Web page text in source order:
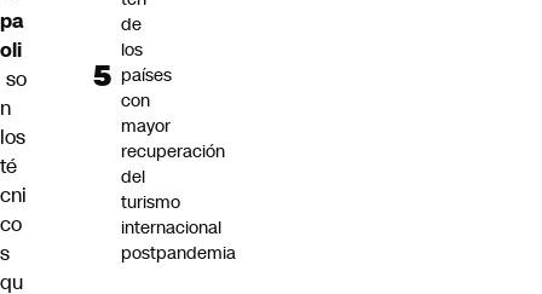
pa
oli
so
n
los
té
cni
co
s
qu
de
los
países
con
mayor
recuperación
del
turismo
internacional
postpandemia